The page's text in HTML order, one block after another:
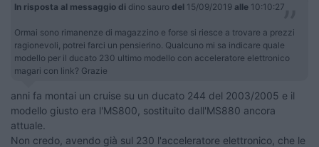
In risposta al messaggio di dino sauro del 15/09/2019 alle 10:10:27
Ormai sono rimanenze di magazzino e forse si riesce a trovare a prezzi
ragionevoli, potrei farci un pensierino. Qualcuno mi sa indicare quale
modello per il ducato 230 ultimo modello con acceleratore elettronico
magari con link? Grazie
anni fa montai un cruise su un ducato 244 del 2003/2005 e il
modello giusto era l'MS800, sostituito dall'MS880 ancora
attuale.
Non credo, avendo già sul 230 l'acceleratore elettronico, che le